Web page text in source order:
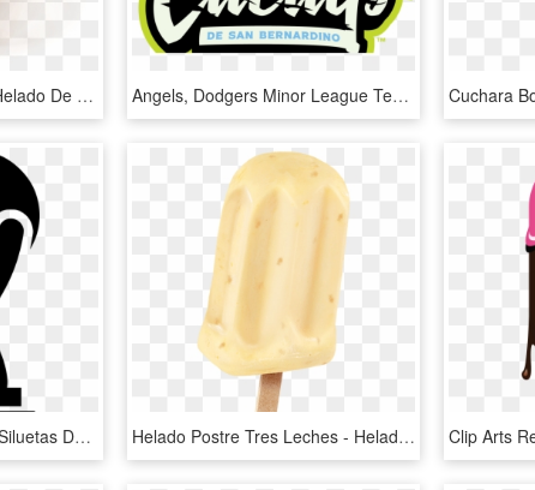
Helado De Chocolate - Helado De Chocolate Nestle, HD Png Download Angels, Dodgers Minor League Teams Join New Copa De, HD Png Download
World Cup Comments - Siluetas De Copas De Futbol, HD Png Download Helado Postre Tres Leches - Helado De Tres Leches, HD Png Download